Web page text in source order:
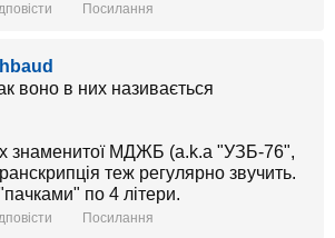
Посилання
воно в них називається
знаменитої МДЖБ (a.k.a "УЗБ-76",
теж регулярно звучить.
по 4 літери.
Посилання